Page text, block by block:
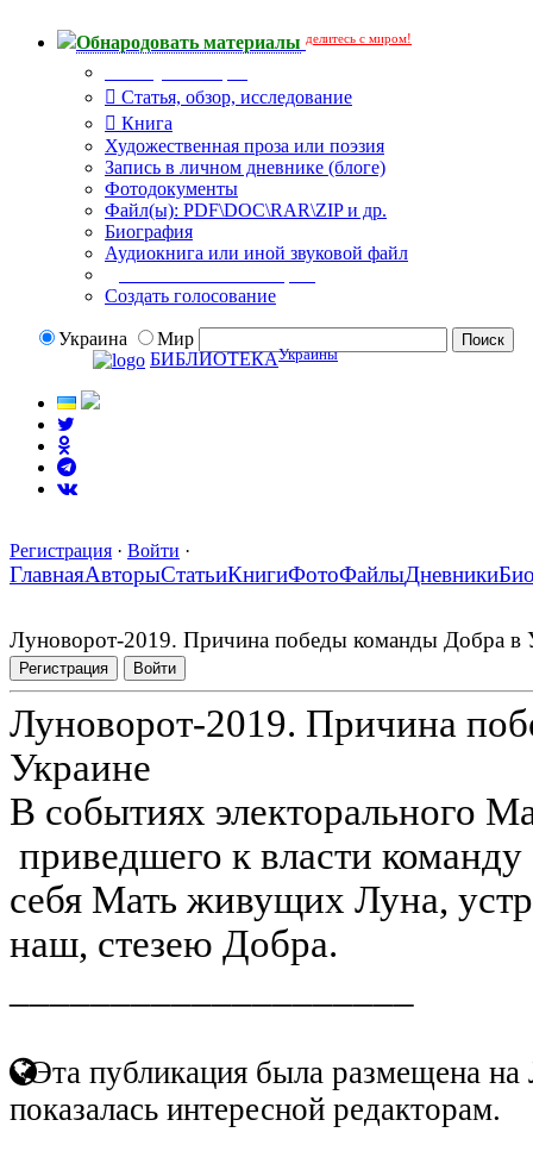
Обнародовать материалы делитесь с миром!
Статья, обзор, исследование
Книга
Художественная проза или поэзия
Запись в личном дневнике (блоге)
Фотодокументы
Файл(ы): PDF\DOC\RAR\ZIP и др.
Биография
Аудиокнига или иной звуковой файл
Создать голосование
Украина
Мир
БИБЛИОТЕКАУкраины
Регистрация · Войти ·
ГлавнаяАвторыСтатьиКнигиФотоФайлыДневники
Луноворот-2019. Причина победы команды Добра в
Регистрация Войти
Луноворот-2019. Причина
Украине
В событиях электорального
приведшего к власти
себя Мать живущих Луна,
наш, стезею Добра.
Эта публикация была размещена на
показалась интересной редакторам.